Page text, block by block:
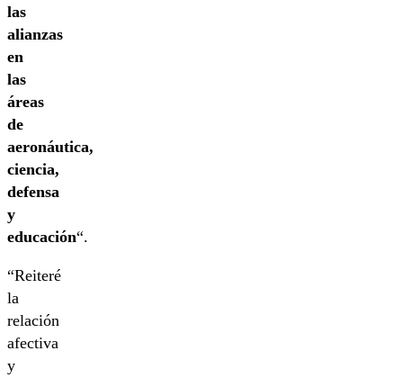
las
alianzas
en
las
áreas
de
aeronáutica,
ciencia,
defensa
y
educación“.
“Reiteré
la
relación
afectiva
y